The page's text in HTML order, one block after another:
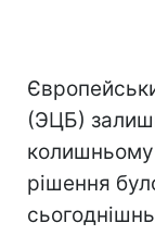
(ЭЦБ)
колишньому
рішення